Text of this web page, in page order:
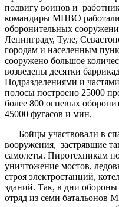
подвигу воинов и
командиры МПВО работали
оборонительных
Ленинграду, Туле,
городам и населенным
сооружено большое
возведены десятки
Подразделениями и
полосы построено 25000
более 800 огневых
45000 фугасов и мин.
Бойцы участвовали в
вооружения, застрявшие
самолеты. Пиротехникам
уничтожение мостов,
строя электростанций,
зданий. Так, в дни
отряд из семи